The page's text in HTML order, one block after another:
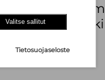
€
Valitse sallitut
Tietosuojaseloste